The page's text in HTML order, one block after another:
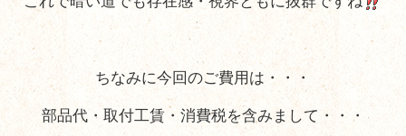
ちなみに今回のご費用は・・・
部品代・取付工賃・消費税を含みまして・・・